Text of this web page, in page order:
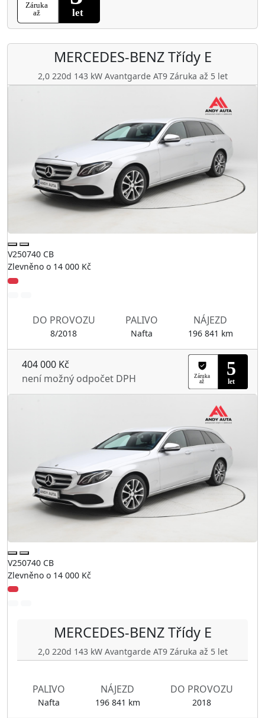
MERCEDES-BENZTřídy E
2,0 220d 143 kW Avantgarde AT9 Záruka až 5 let
V250740 CB
Zlevněno o 14 000 Kč
DO PROVOZU
8/2018
PALIVO
Nafta
NÁJEZD
196 841 km
404 000 Kč
není možný odpočet DPH
V250740 CB
Zlevněno o 14 000 Kč
MERCEDES-BENZTřídy E
2,0 220d 143 kW Avantgarde AT9 Záruka až 5 let
PALIVO
Nafta
NÁJEZD
196 841 km
DO PROVOZU
2018